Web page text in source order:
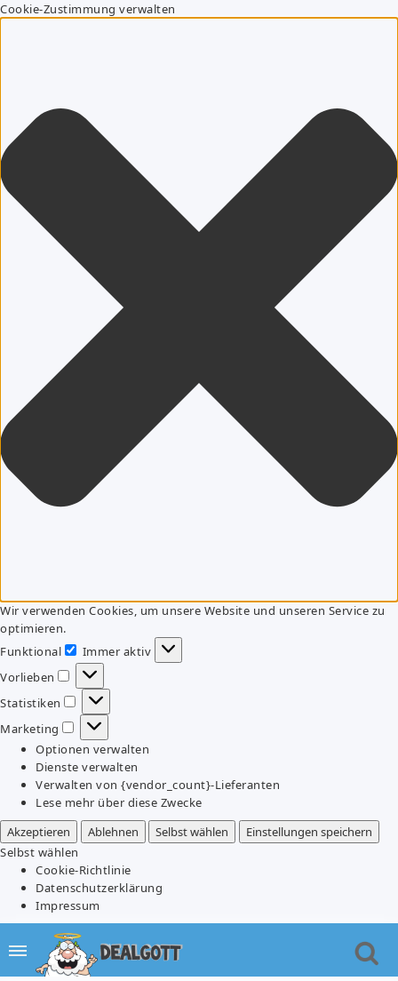
Cookie-Zustimmung verwalten
Wir verwenden Cookies, um unsere Website und unseren Service zu
optimieren.
Funktional
Funktional
Immer aktiv
Vorlieben
Vorlieben
Statistiken
Statistiken
Marketing
Marketing
Optionen verwalten
Dienste verwalten
Verwalten von {vendor_count}-Lieferanten
Lese mehr über diese Zwecke
Akzeptieren
Ablehnen Selbst wählen
Einstellungen speichern
Selbst wählen
Cookie-Richtlinie
Datenschutzerklärung
Impressum